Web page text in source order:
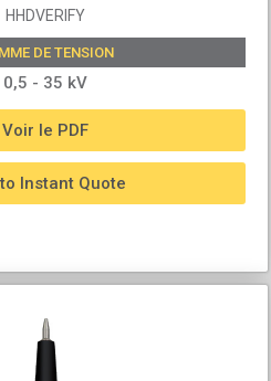
HHDVERIFY
DE TENSION
0,5 - 35 kV
Voir le PDF
Instant Quote